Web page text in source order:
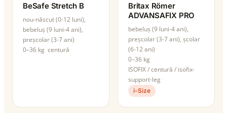
BeSafe Stretch B
nou-născut (0-12 luni),
bebeluș (9 luni-4 ani),
preșcolar (3-7 ani)
0–36 kg centură
Britax Römer
ADVANSAFIX PRO
bebeluș (9 luni-4 ani),
preșcolar (3-7 ani), școlar
(6-12 ani)
0–36 kg
ISOFIX / centură / isofix-
support-leg
i-Size